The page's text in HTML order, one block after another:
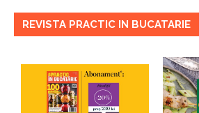
REVISTA PRACTIC IN BUCATARIE